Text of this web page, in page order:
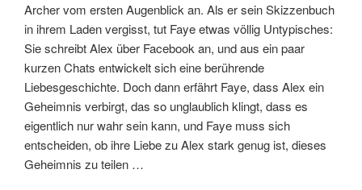
Archer vom ersten Augenblick an. Als er sein Skizzenbuch
in ihrem Laden vergisst, tut Faye etwas völlig Untypisches:
Sie schreibt Alex über Facebook an, und aus ein paar
kurzen Chats entwickelt sich eine berührende
Liebesgeschichte. Doch dann erfährt Faye, dass Alex ein
Geheimnis verbirgt, das so unglaublich klingt, dass es
eigentlich nur wahr sein kann, und Faye muss sich
entscheiden, ob ihre Liebe zu Alex stark genug ist, dieses
Geheimnis zu teilen …